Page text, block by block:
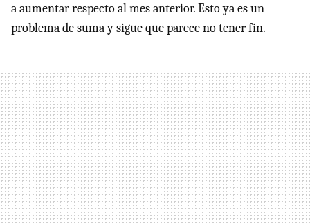
a aumentar respecto al mes anterior. Esto ya es un
problema de suma y sigue que parece no tener fin.